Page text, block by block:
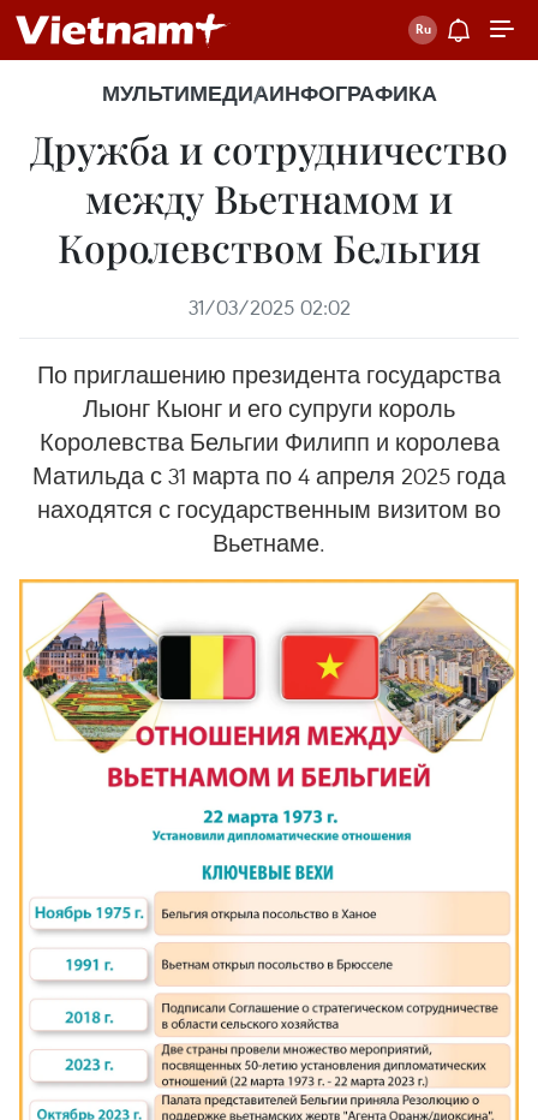
МУЛЬТИМЕДИАИНФОГРАФИКА
Дружба и сотрудничество
между Вьетнамом и
Королевством Бельгия
31/03/2025 02:02
По приглашению президента государства
Лыонг Кыонг и его супруги король
Королевства Бельгии Филипп и королева
Матильда с 31 марта по 4 апреля 2025 года
находятся с государственным визитом во
Вьетнаме.